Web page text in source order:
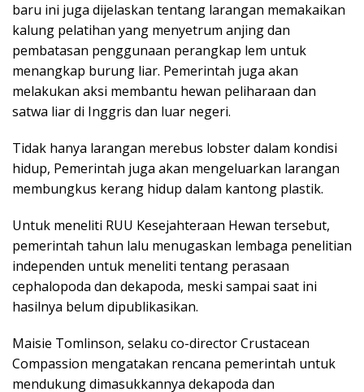
baru ini juga dijelaskan tentang larangan memakaikan
kalung pelatihan yang menyetrum anjing dan
pembatasan penggunaan perangkap lem untuk
menangkap burung liar. Pemerintah juga akan
melakukan aksi membantu hewan peliharaan dan
satwa liar di Inggris dan luar negeri.
Tidak hanya larangan merebus lobster dalam kondisi
hidup, Pemerintah juga akan mengeluarkan larangan
membungkus kerang hidup dalam kantong plastik.
Untuk meneliti RUU Kesejahteraan Hewan tersebut,
pemerintah tahun lalu menugaskan lembaga penelitian
independen untuk meneliti tentang perasaan
cephalopoda dan dekapoda, meski sampai saat ini
hasilnya belum dipublikasikan.
Maisie Tomlinson, selaku co-director Crustacean
Compassion mengatakan rencana pemerintah untuk
mendukung dimasukkannya dekapoda dan